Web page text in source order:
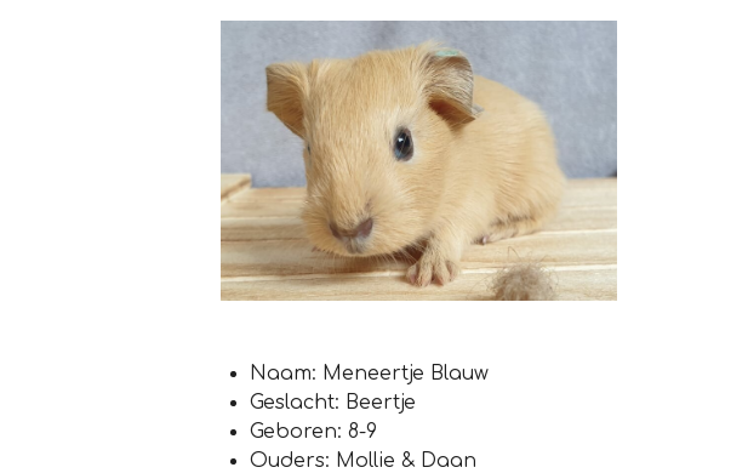
Naam: Meneertje Blauw
Geslacht: Beertje
Geboren: 8-9
Ouders: Mollie & Daan